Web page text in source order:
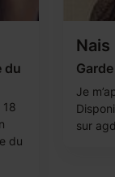
du
18
du
Nais
Je
sur